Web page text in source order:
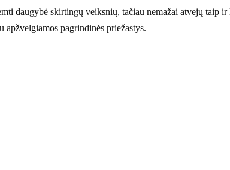
daugybė skirtingų veiksnių, tačiau nemažai atvejų taip
apžvelgiamos pagrindinės priežastys.